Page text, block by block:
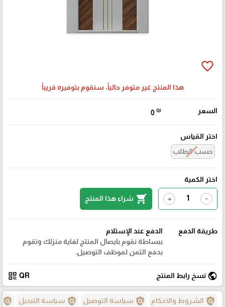
favorite_border
هذا المنتج غير متوفر حالياً، سنقوم بتوفيره قريباً
السعر 0 ₪
اختر القياس
حسب الطلب
اختر الكمية
-
+
shopping_cart شراء هذا المنتج
طريقة الدفع
الدفع عند الإستلام
ببساطة نقوم بايصال المنتج لغاية منزلك وتقوم
بدفع الثمن لموظف التوصيل.
public نسخ رابط المنتج QR
qr_code
policy الشروط والاحكام policy سياسة التوصيل policy سياسة التبديل policy